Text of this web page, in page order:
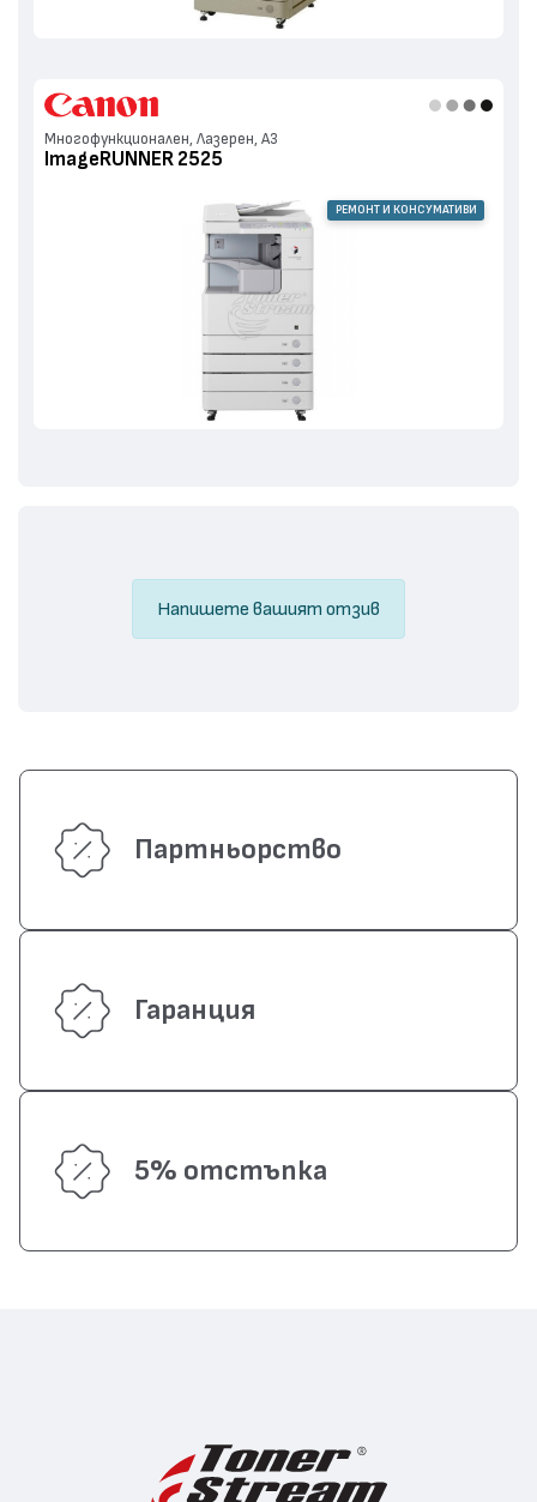
Многофункционален, Лазерен, А3
ImageRUNNER 2525
РЕМОНТ И КОНСУМАТИВИ
Напишете вашият отзив
Партньорство
Гаранция
5% отстъпка